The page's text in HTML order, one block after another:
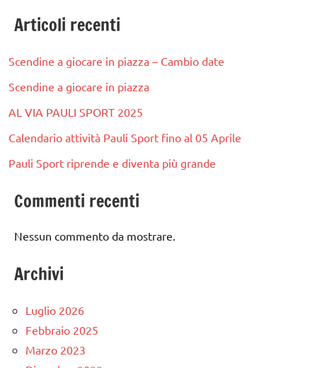
Articoli recenti
Scendine a giocare in piazza – Cambio date
Scendine a giocare in piazza
AL VIA PAULI SPORT 2025
Calendario attività Pauli Sport fino al 05 Aprile
Pauli Sport riprende e diventa più grande
Commenti recenti
Nessun commento da mostrare.
Archivi
Luglio 2026
Febbraio 2025
Marzo 2023